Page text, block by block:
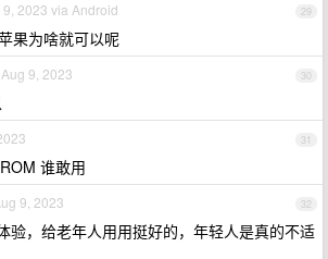
29
9, 2023 via Android
果为啥就可以呢
30
Aug 9, 2023
31
谁敢用
32
9, 2023
验，给老年人用用挺好的，年轻人是真的不适